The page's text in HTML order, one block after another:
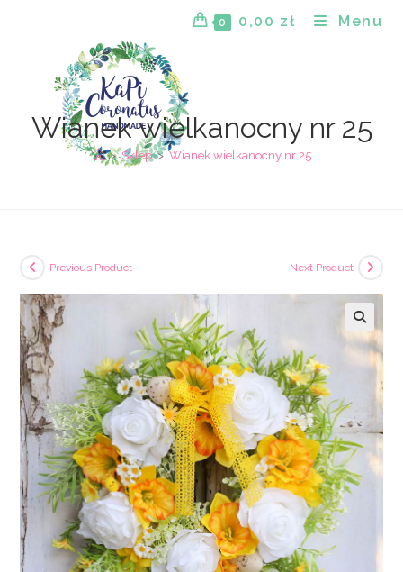
0 0,00 zł Menu
Wianek wielkanocny nr 25
> Sklep > Wianek wielkanocny nr 25
Previous Product Next Product